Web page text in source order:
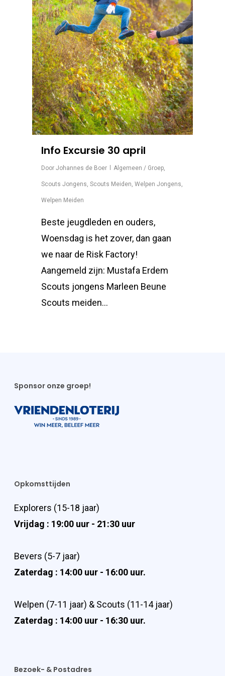
Info Excursie 30 april
Door Johannes de Boer Algemeen / Groep,
Scouts Jongens, Scouts Meiden, Welpen Jongens,
Welpen Meiden
Beste jeugdleden en ouders,
Woensdag is het zover, dan gaan
we naar de Risk Factory!
Aangemeld zijn: Mustafa Erdem
Scouts jongens Marleen Beune
Scouts meiden…
Sponsor onze groep!
Opkomsttijden
Explorers (15-18 jaar)
Vrijdag : 19:00 uur - 21:30 uur
Bevers (5-7 jaar)
Zaterdag : 14:00 uur - 16:00 uur.
Welpen (7-11 jaar) & Scouts (11-14 jaar)
Zaterdag : 14:00 uur - 16:30 uur.
Bezoek- & Postadres